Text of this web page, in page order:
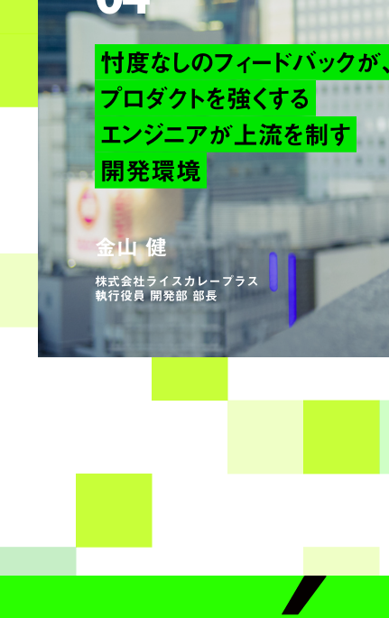
忖度なしのフィードバックが、
プロダクトを強くする
エンジニアが上流を制す
開発環境
金山 健
株式会社ライスカレープラス
執行役員 開発部 部長